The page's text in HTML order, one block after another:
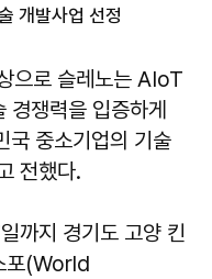
개발사업 선정
으로 슬레노는 AIoT
경쟁력을 입증하게
국 중소기업의 기술
전했다.
까지 경기도 고양 킨
포(World